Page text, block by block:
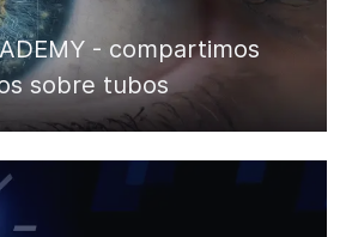
- compartimos
sobre tubos